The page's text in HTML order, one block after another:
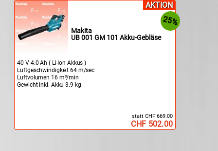
AKTION
Makita
UB 001 GM 101 Akku-Gebläse
40 V 4.0 Ah ( Li-Ion Akkus )
Luftgeschwindigkeit 64 m/sec
Luftvolumen 16 m³/min
Gewicht inkl. Akku 3.9 kg
25%
CHF 502.00
statt CHF 669.00